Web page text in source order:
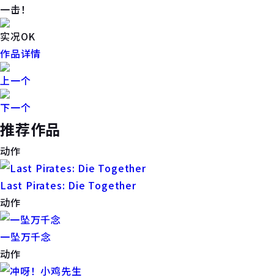
一击！
实况OK
作品详情
上一个
下一个
推荐作品
动作
Last Pirates: Die Together
动作
一坠万千念
动作